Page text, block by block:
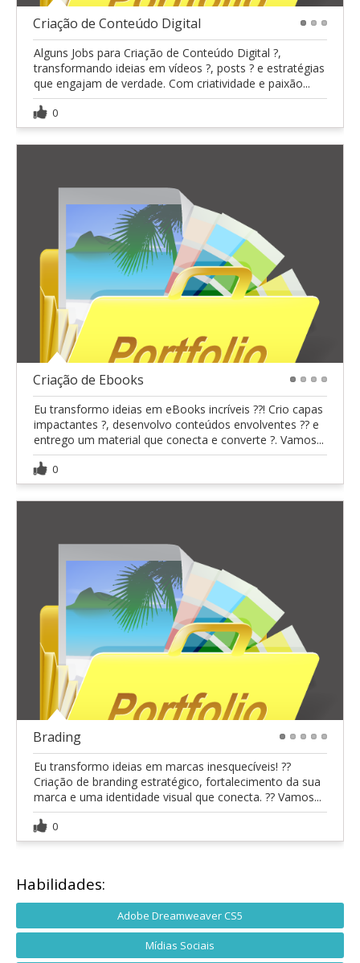
Criação de Conteúdo Digital
Alguns Jobs para Criação de Conteúdo Digital ?,
transformando ideias em vídeos ?, posts ? e estratégias
que engajam de verdade. Com criatividade e paixão...
0
Criação de Ebooks
Eu transformo ideias em eBooks incríveis ??! Crio capas
impactantes ?, desenvolvo conteúdos envolventes ?? e
entrego um material que conecta e converte ?. Vamos...
0
Brading
Eu transformo ideias em marcas inesquecíveis! ??
Criação de branding estratégico, fortalecimento da sua
marca e uma identidade visual que conecta. ?? Vamos...
0
Habilidades:
Adobe Dreamweaver CS5
Mídias Sociais